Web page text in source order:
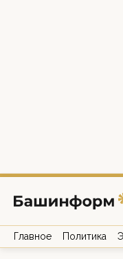
Главное Политика